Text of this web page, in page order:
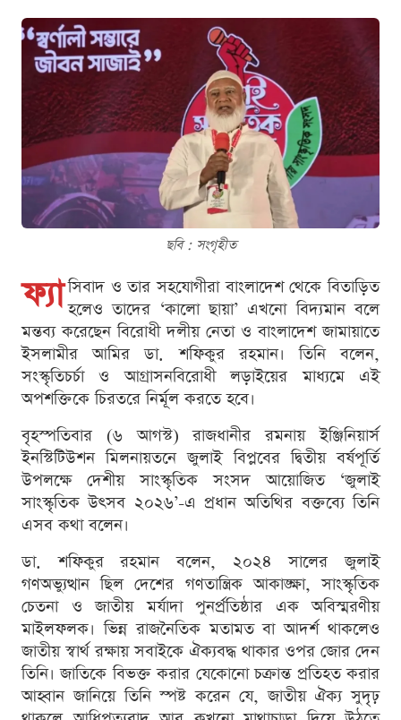
ছবি : সংগৃহীত
ফ্যা সিবাদ ও তার সহযোগীরা বাংলাদেশ থেকে বিতাড়িত
হলেও তাদের ‘কালো ছায়া’ এখনো বিদ্যমান বলে
মন্তব্য করেছেন বিরোধী দলীয় নেতা ও বাংলাদেশ জামায়াতে
ইসলামীর আমির ডা. শফিকুর রহমান। তিনি বলেন,
সংস্কৃতিচর্চা ও আগ্রাসনবিরোধী লড়াইয়ের মাধ্যমে এই
অপশক্তিকে চিরতরে নির্মূল করতে হবে।
বৃহস্পতিবার (৬ আগস্ট) রাজধানীর রমনায় ইঞ্জিনিয়ার্স
ইনস্টিটিউশন মিলনায়তনে জুলাই বিপ্লবের দ্বিতীয় বর্ষপূর্তি
উপলক্ষে দেশীয় সাংস্কৃতিক সংসদ আয়োজিত ‘জুলাই
সাংস্কৃতিক উৎসব ২০২৬’-এ প্রধান অতিথির বক্তব্যে তিনি
এসব কথা বলেন।
ডা. শফিকুর রহমান বলেন, ২০২৪ সালের জুলাই
গণঅভ্যুত্থান ছিল দেশের গণতান্ত্রিক আকাঙ্ক্ষা, সাংস্কৃতিক
চেতনা ও জাতীয় মর্যাদা পুনর্প্রতিষ্ঠার এক অবিস্মরণীয়
মাইলফলক। ভিন্ন রাজনৈতিক মতামত বা আদর্শ থাকলেও
জাতীয় স্বার্থ রক্ষায় সবাইকে ঐক্যবদ্ধ থাকার ওপর জোর দেন
তিনি। জাতিকে বিভক্ত করার যেকোনো চক্রান্ত প্রতিহত করার
আহ্বান জানিয়ে তিনি স্পষ্ট করেন যে, জাতীয় ঐক্য সুদৃঢ়